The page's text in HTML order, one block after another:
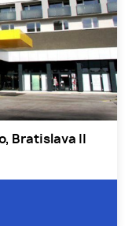
Bratislava II